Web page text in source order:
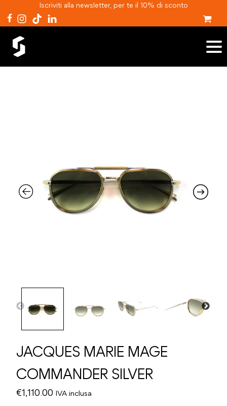
Iscriviti alla newsletter, per te il 10% di sconto
JACQUES MARIE MAGE
COMMANDER SILVER
€1,110.00 IVA inclusa